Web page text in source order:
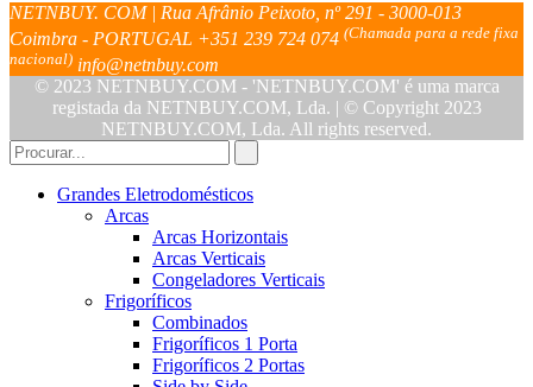
NETNBUY. COM | Rua Afrânio Peixoto, nº 291 - 3000-013
Coimbra - PORTUGAL +351 239 724 074 (Chamada para a rede fixa
nacional) info@netnbuy.com
© 2023 NETNBUY.COM - 'NETNBUY.COM' é uma marca
registada da NETNBUY.COM, Lda. | © Copyright 2023
NETNBUY.COM, Lda. All rights reserved.
Grandes Eletrodomésticos
Arcas
Arcas Horizontais
Arcas Verticais
Congeladores Verticais
Frigoríficos
Combinados
Frigoríficos 1 Porta
Frigoríficos 2 Portas